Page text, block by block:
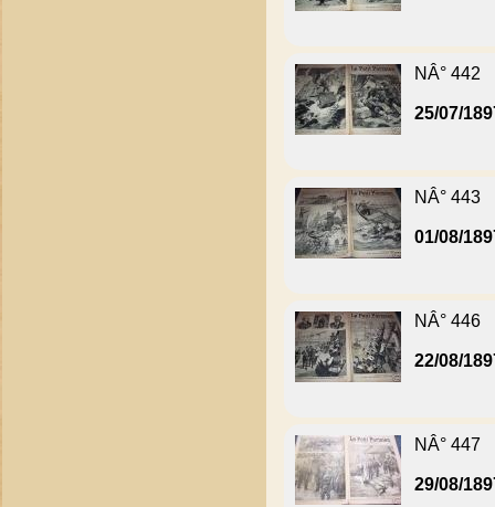
NÂ° 442
25/07/
NÂ° 443
01/08/
NÂ° 446
22/08/
NÂ° 447
29/08/